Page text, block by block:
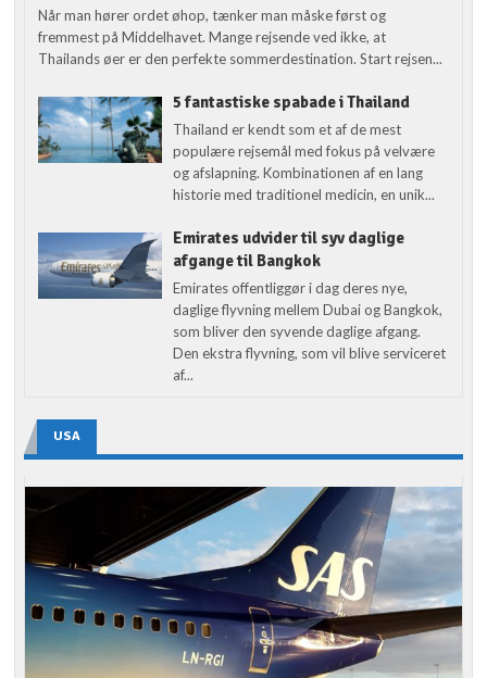
Når man hører ordet øhop, tænker man måske først og
fremmest på Middelhavet. Mange rejsende ved ikke, at
Thailands øer er den perfekte sommerdestination. Start rejsen...
5 fantastiske spabade i Thailand
Thailand er kendt som et af de mest
populære rejsemål med fokus på velvære
og afslapning. Kombinationen af en lang
historie med traditionel medicin, en unik...
Emirates udvider til syv daglige
afgange til Bangkok
Emirates offentliggør i dag deres nye,
daglige flyvning mellem Dubai og Bangkok,
som bliver den syvende daglige afgang.
Den ekstra flyvning, som vil blive serviceret
af...
USA